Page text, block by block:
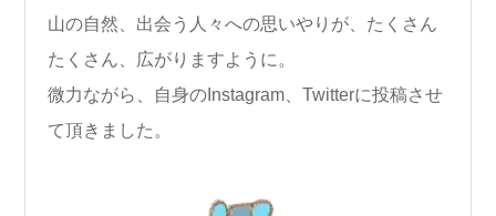
山の自然、出会う人々への思いやりが、たくさん
たくさん、広がりますように。
微力ながら、自身のInstagram、Twitterに投稿させ
て頂きました。